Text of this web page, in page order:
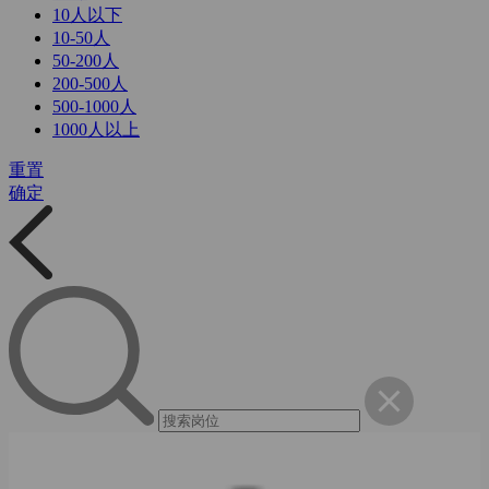
10人以下
10-50人
50-200人
200-500人
500-1000人
1000人以上
重置
确定